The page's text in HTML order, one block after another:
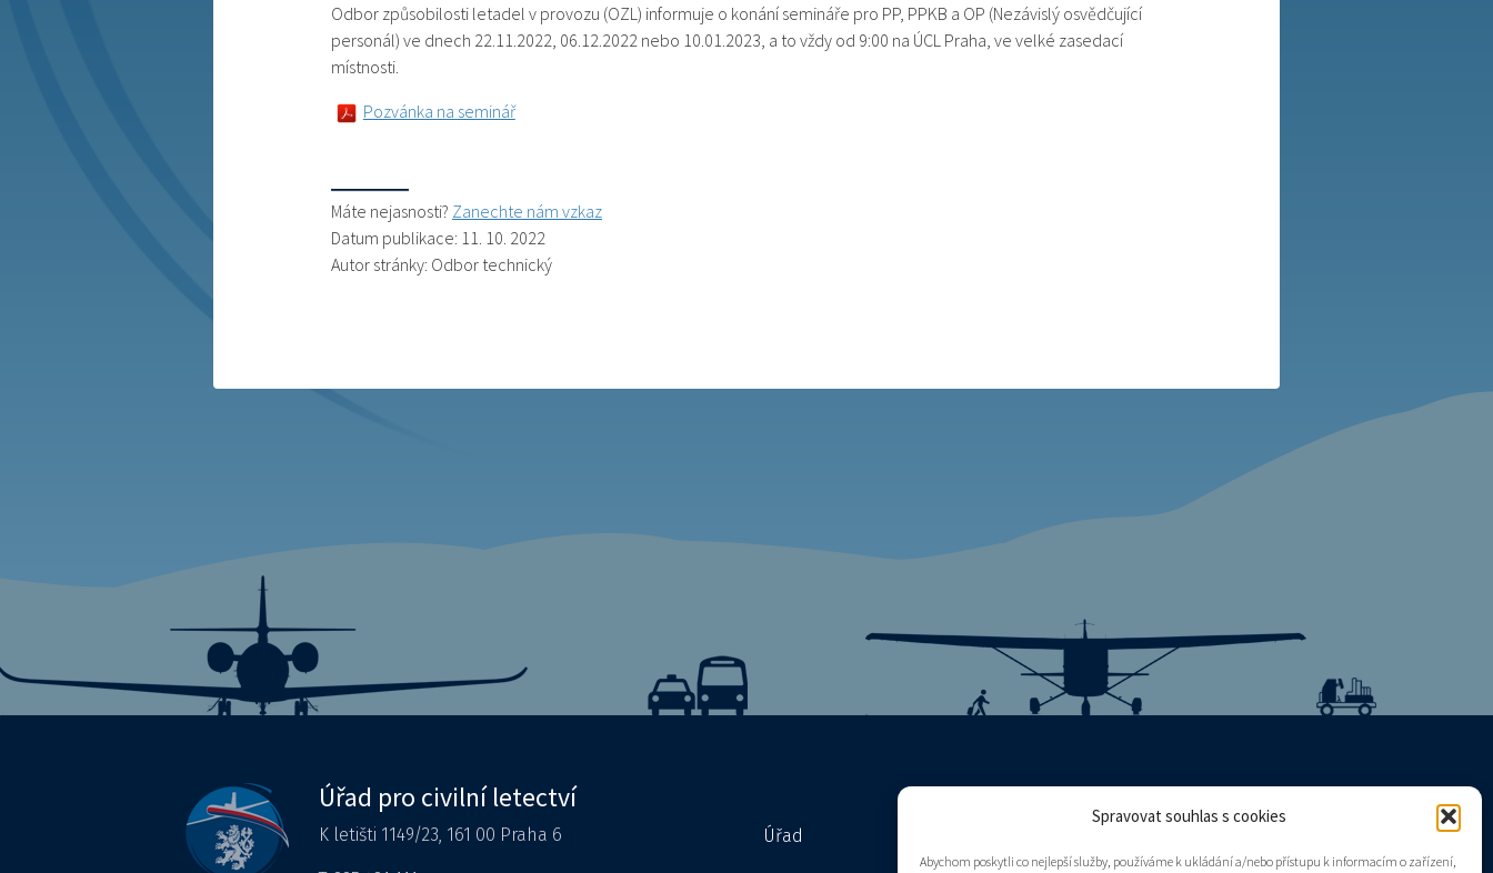
Spravovat souhlas s cookies
Abychom poskytli co nejlepší služby, používáme k ukládání a/nebo přístupu k informacím o zařízení,
Odbor způsobilosti letadel v provozu (OZL) informuje o konání semináře pro PP, PPKB a OP (Nezávislý osvědčující
personál) ve dnech 22.11.2022, 06.12.2022 nebo 10.01.2023, a to vždy od 9:00 na ÚCL Praha, ve velké zasedací
místnosti.
Pozvánka na seminář
Máte nejasnosti? Zanechte nám vzkaz
Datum publikace: 11. 10. 2022
Autor stránky: Odbor technický
Úřad pro civilní letectví
K letišti 1149/23, 161 00 Praha 6 Úřad